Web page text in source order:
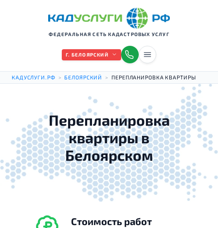
ФЕДЕРАЛЬНАЯ СЕТЬ КАДАСТРОВЫХ УСЛУГ
Г. БЕЛОЯРСКИЙ
КАДУСЛУГИ.РФ > БЕЛОЯРСКИЙ > ПЕРЕПЛАНИРОВКА КВАРТИРЫ
Перепланировка
квартиры в
Белоярском
Стоимость работ